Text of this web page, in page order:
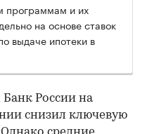
программам и их
на основе ставок
выдаче ипотеки в
России на
снизил ключевую